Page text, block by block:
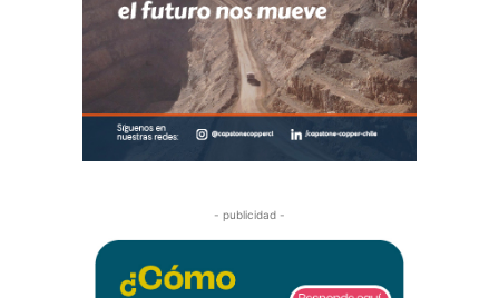
- publicidad -